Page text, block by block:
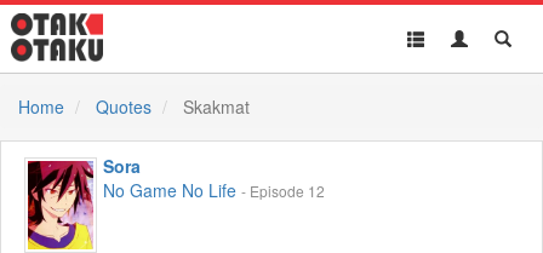
Toggle
Toggle
Home
Quotes Skakmat
Sora
No Game No Life - Episode 12